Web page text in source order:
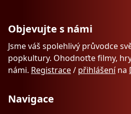
Objevujte s námi
Jsme váš spolehlivý průvodce
popkultury. Ohodnoťte filmy,
námi. Registrace/ přihlášenína
Navigace